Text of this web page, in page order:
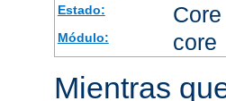
Estado: Core
Módulo: core
Mientras